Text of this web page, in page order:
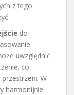
z tego
do
uwzględnić
co
W
harmonijnie